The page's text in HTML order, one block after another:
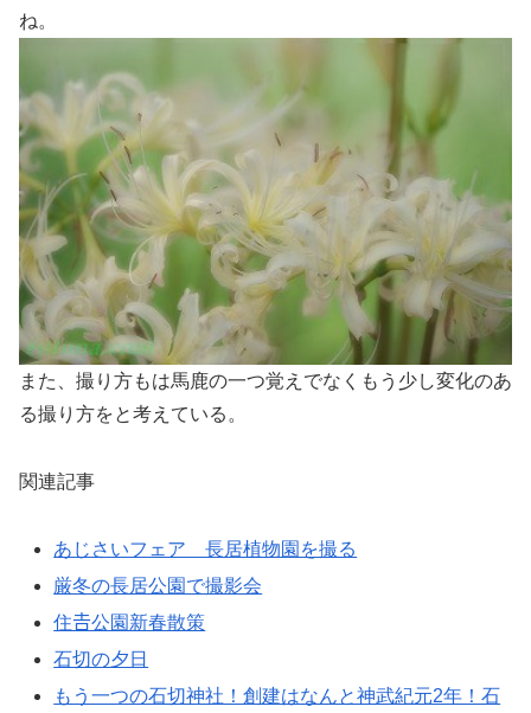
ね。
また、撮り方もは馬鹿の一つ覚えでなくもう少し変化のあ
る撮り方をと考えている。
関連記事
あじさいフェア 長居植物園を撮る
厳冬の長居公園で撮影会
住𠮷公園新春散策
石切の夕日
もう一つの石切神社！創建はなんと神武紀元2年！石